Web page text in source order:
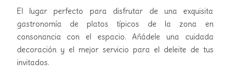
El lugar perfecto para disfrutar de una exquisita
gastronomía de platos típicos de la zona en
consonancia con el espacio. Añádele una cuidada
decoración y el mejor servicio para el deleite de tus
invitados.